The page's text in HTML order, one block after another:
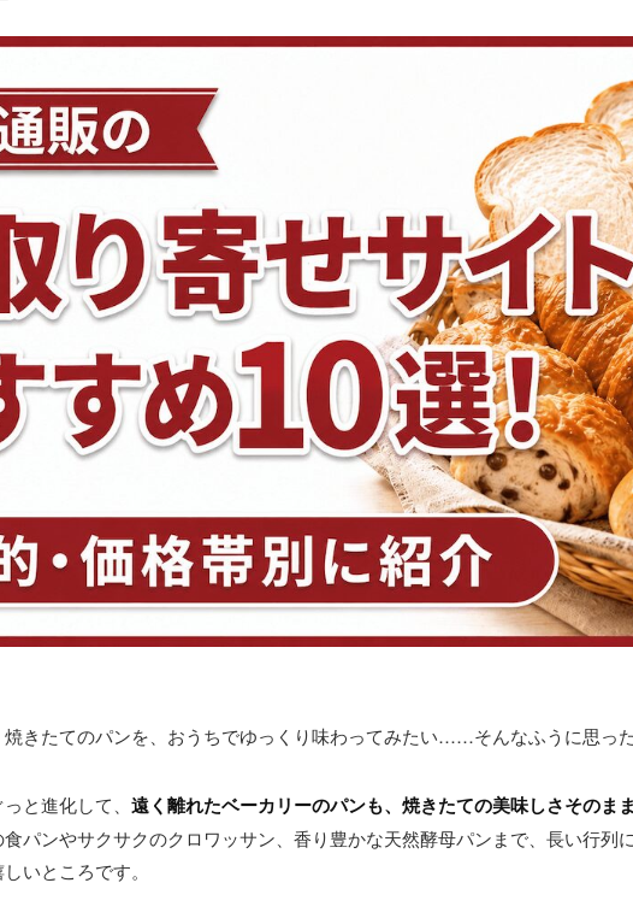
きたてのパンを、おうちでゆっくり味わってみたい……そんなふうに思っ
と進化して、 遠く離れたベーカリーのパンも、焼きたての美味しさそのま
パンやサクサクのクロワッサン、香り豊かな天然酵母パンまで、長い行列
いところです。